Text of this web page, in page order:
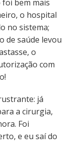
bem mais
o hospital
no sistema;
de saúde levou
o
com
já
a cirurgia,
Foi
e eu saí do